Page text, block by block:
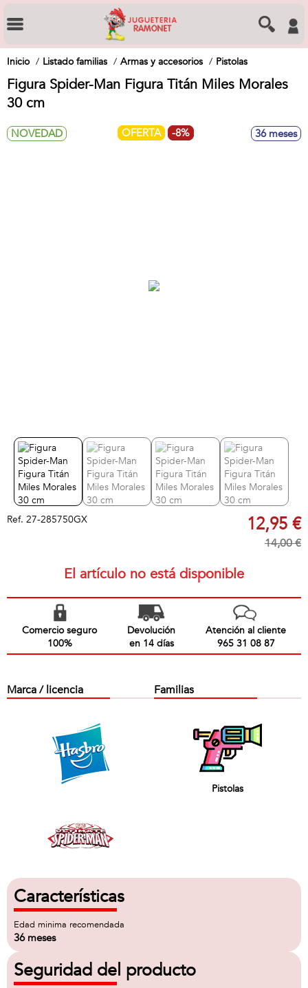
Inicio Listado familias Armas y accesorios Pistolas
Figura Spider-Man Figura Titán Miles Morales
30 cm
NOVEDAD OFERTA -8% 36 meses
Ref. 27-285750GX 12,95 €
14,00 €
El artículo no está disponible
Comercio seguro
100%
Devolución
en 14 días
Atención al cliente
965 31 08 87
Marca / licencia Familias
Pistolas
Características
Edad minima recomendada
36 meses
Seguridad del producto